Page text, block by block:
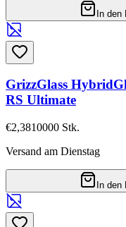
In den
GrizzGlass
RS Ultimate
€2,3810000 Stk.
Versand am Dienstag
In den